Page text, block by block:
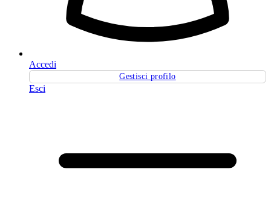
Accedi
Gestisci profilo
Esci